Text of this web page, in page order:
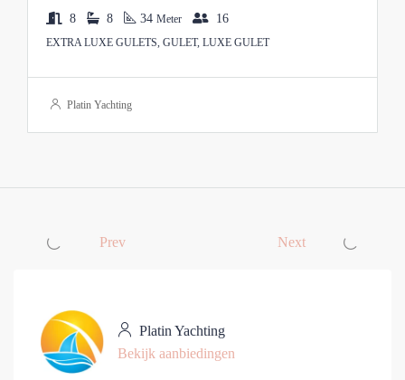
8 8 34 Meter 16
EXTRA LUXE GULETS, GULET, LUXE GULET
Platin Yachting
Prev Next
Platin Yachting
Bekijk aanbiedingen